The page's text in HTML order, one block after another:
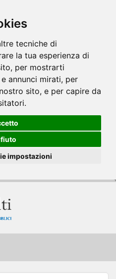
tecniche di
la tua esperienza di
per mostrarti
annunci mirati, per
sito, e per capire da
impostazioni